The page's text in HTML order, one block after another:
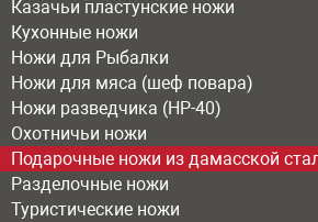
Казачьи пластунские ножи
Кухонные ножи
Ножи для Рыбалки
Ножи для мяса (шеф повара)
Ножи разведчика (НР-40)
Охотничьи ножи
Подарочные ножи из дамасской
Разделочные ножи
Туристические ножи